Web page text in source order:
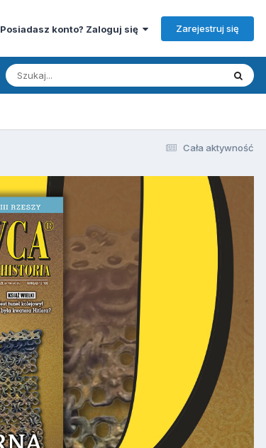
Posiadasz konto? Zaloguj się Zarejestruj się
Cała aktywność